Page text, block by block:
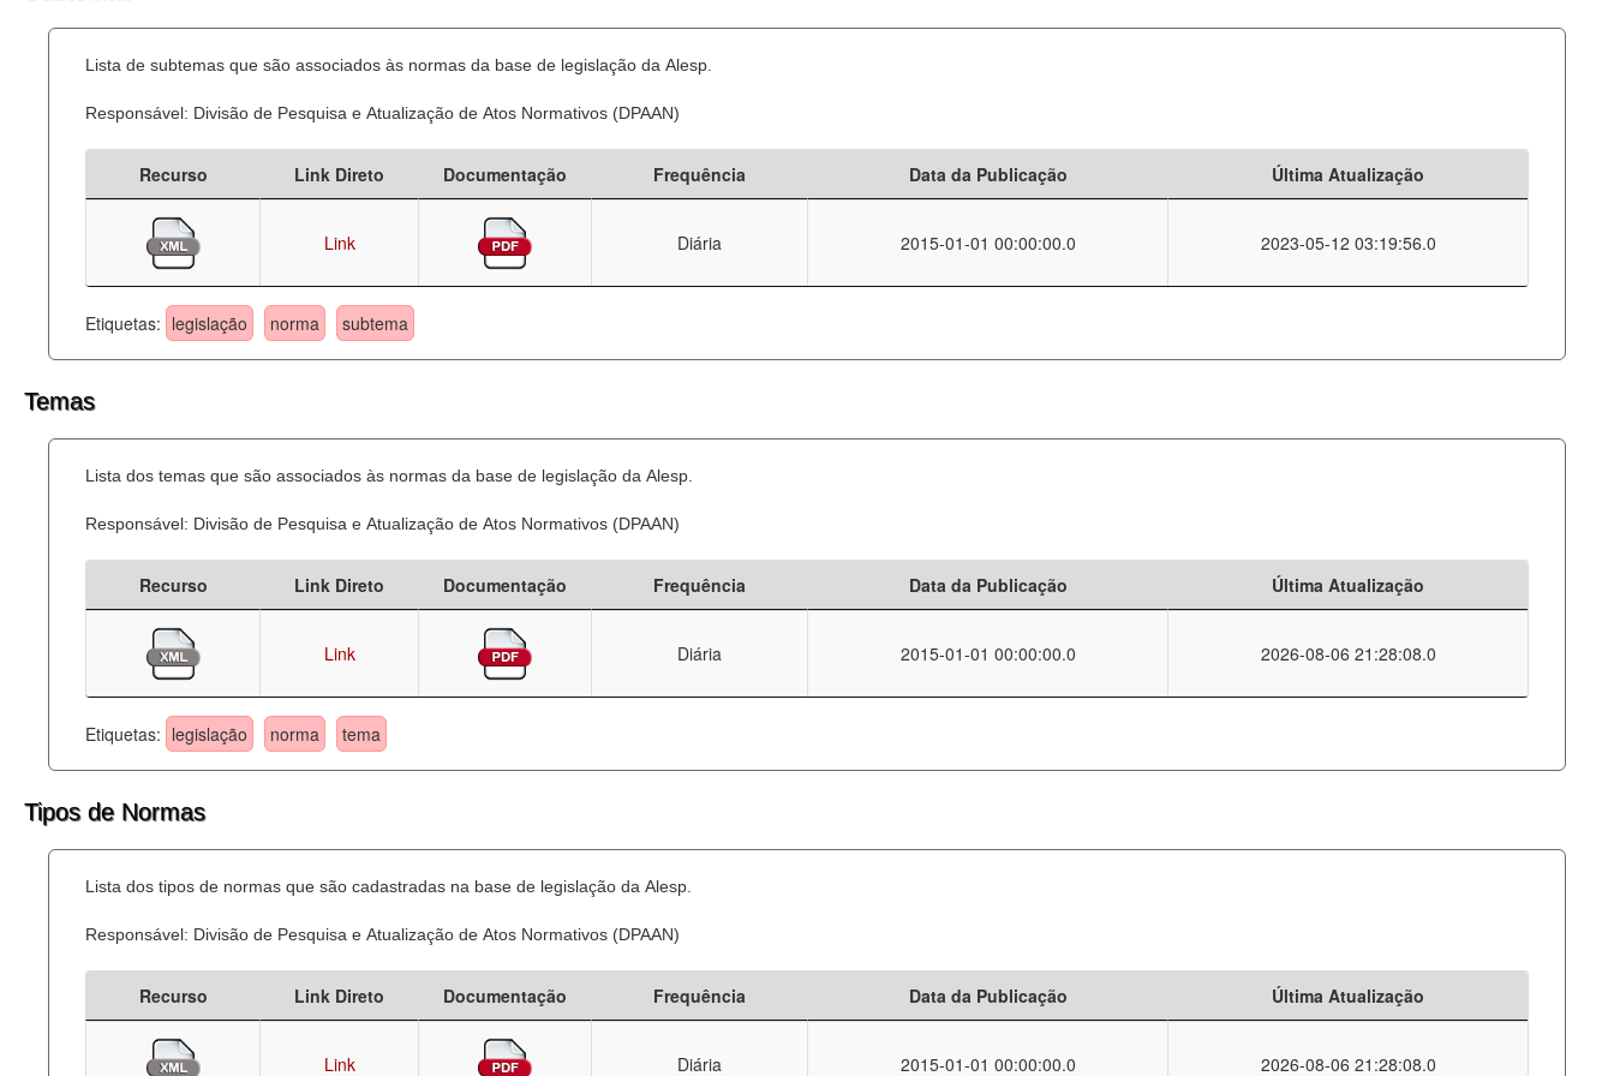
Lista de subtemas que são associados às normas da base de legislação da Alesp.
Responsável: Divisão de Pesquisa e Atualização de Atos Normativos (DPAAN)
Recurso Link Direto Documentação Frequência Data da Publicação Última Atualização
Link Diária 2015-01-01 00:00:00.0 2023-05-12 03:19:56.0
Etiquetas: legislação norma subtema
Temas
Lista dos temas que são associados às normas da base de legislação da Alesp.
Responsável: Divisão de Pesquisa e Atualização de Atos Normativos (DPAAN)
Recurso Link Direto Documentação Frequência Data da Publicação Última Atualização
Link Diária 2015-01-01 00:00:00.0 2026-08-06 21:28:08.0
Etiquetas: legislação norma tema
Tipos de Normas
Lista dos tipos de normas que são cadastradas na base de legislação da Alesp.
Responsável: Divisão de Pesquisa e Atualização de Atos Normativos (DPAAN)
Recurso Link Direto Documentação Frequência Data da Publicação Última Atualização
Link Diária 2015-01-01 00:00:00.0 2026-08-06 21:28:08.0